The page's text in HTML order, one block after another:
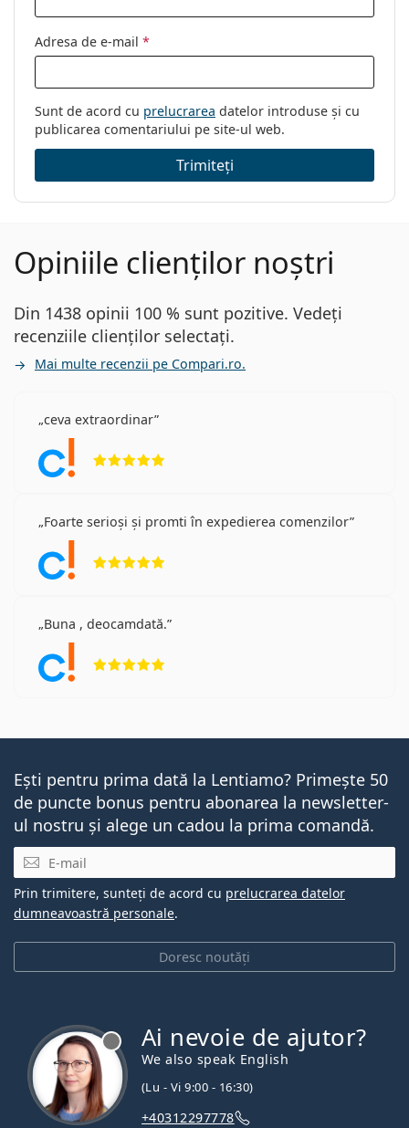
Adresa de e-mail *
Sunt de acord cu prelucrarea datelor introduse și cu
publicarea comentariului pe site-ul web.
Trimiteți
Opiniile clienților noștri
Din 1438 opinii 100 % sunt pozitive. Vedeți
recenziile clienților selectați.
Mai multe recenzii pe Compari.ro.
ceva extraordinar
Foarte serioși și promti în expedierea comenzilor
Buna , deocamdată.
Ești pentru prima dată la Lentiamo? Primește 50
de puncte bonus pentru abonarea la newsletter-
ul nostru și alege un cadou la prima comandă.
E-mail
Doresc noutăți
Prin trimitere, sunteți de acord cu prelucrarea datelor
dumneavoastră personale.
Ai nevoie de ajutor?
We also speak English
(Lu - Vi 9:00 - 16:30)
+40312297778